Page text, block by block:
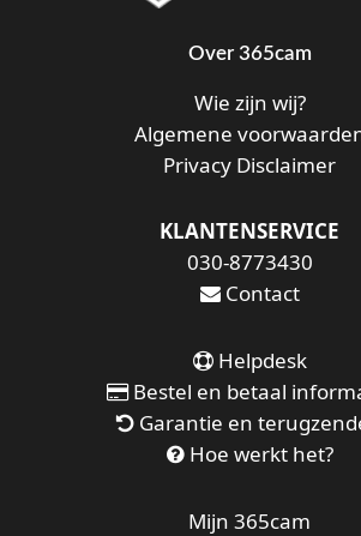
Over 365cam
Wie zijn wij?
Algemene
Privacy Disclaimer
KLANTENSERVICE
030-8773430
Contact
Helpdesk
Bestel en betaal
Garantie en
Hoe werkt het?
Mijn 365cam